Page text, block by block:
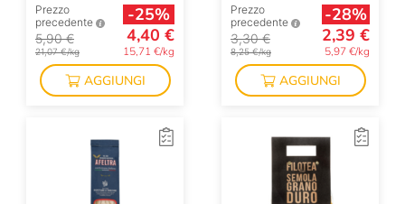
Prezzo
precedente
5,90 €
21,07 €/kg
-25%
4,40 €
15,71 €/kg
AGGIUNGI
Prezzo
precedente
3,30 €
8,25 €/kg
-28%
2,39 €
5,97 €/kg
AGGIUNGI